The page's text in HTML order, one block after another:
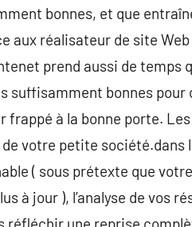
bonnes, et que
aux réalisateur de site
prend aussi de temps
suffisamment bonnes
frappé à la bonne porte.
votre petite société.dans
( sous prétexte que
à jour ), l’analyse de vos
réfléchir une reprise